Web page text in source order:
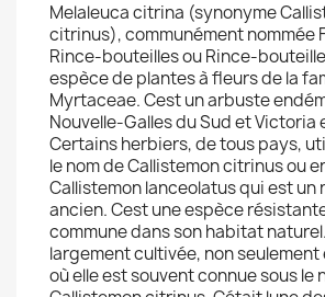
Melaleuca citrina (synonyme
citrinus), communément nommée
Rince-bouteilles ou Rince-
espèce de plantes à fleurs de la
Myrtaceae. Cest un arbuste
Nouvelle-Galles du Sud et Victoria
Certains herbiers, de tous pays,
le nom de Callistemon citrinus ou
Callistemon lanceolatus qui est un
ancien. Cest une espèce
commune dans son habitat
largement cultivée, non seulement
où elle est souvent connue sous le